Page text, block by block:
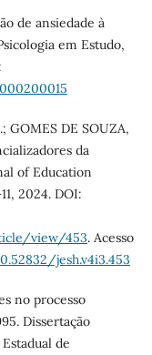
de ansiedade à
em Estudo,
GOMES DE SOUZA,
da
of Education
2024. DOI:
view/453. Acesso
jesh.v4i3.453
no processo
Dissertação
de